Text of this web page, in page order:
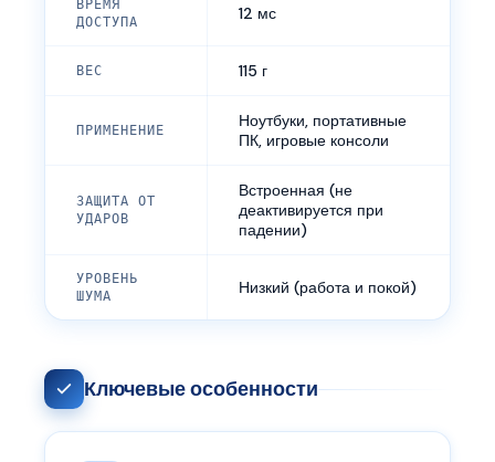
ВРЕМЯ
ДОСТУПА
12 мс
ВЕС 115 г
ПРИМЕНЕНИЕ
Ноутбуки, портативные
ПК, игровые консоли
ЗАЩИТА ОТ
УДАРОВ
Встроенная (не
деактивируется при
падении)
УРОВЕНЬ
ШУМА
Низкий (работа и покой)
Ключевые особенности